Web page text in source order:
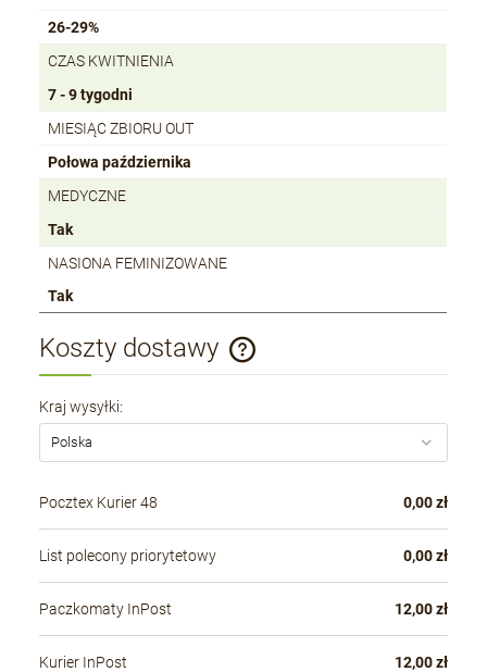
26-29%
CZAS KWITNIENIA
7 - 9 tygodni
MIESIĄC ZBIORU OUT
Połowa października
MEDYCZNE
Tak
NASIONA FEMINIZOWANE
Tak
Koszty dostawy
Cena nie zawiera ewentualnych kosztów płatności
Kraj wysyłki:
Pocztex Kurier 48 0,00 zł
List polecony priorytetowy 0,00 zł
Paczkomaty InPost 12,00 zł
Kurier InPost 12,00 zł